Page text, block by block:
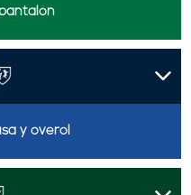
y overol